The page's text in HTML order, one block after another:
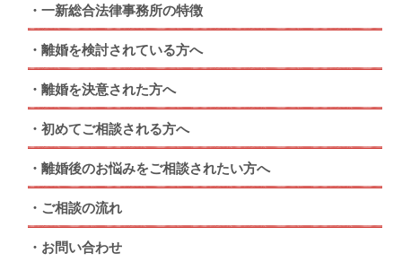
一新総合法律事務所の特徴
離婚を検討されている方へ
離婚を決意された方へ
初めてご相談される方へ
離婚後のお悩みをご相談されたい方へ
ご相談の流れ
お問い合わせ